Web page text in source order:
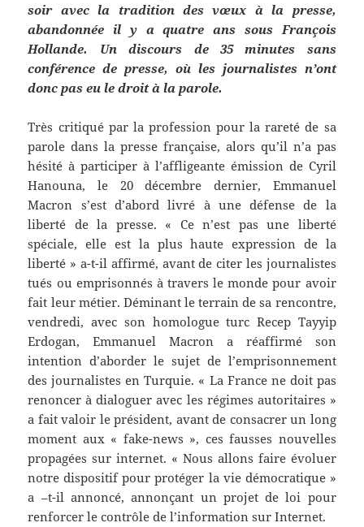
soir avec la tradition des vœux à la presse,
abandonnée il y a quatre ans sous François
Hollande. Un discours de 35 minutes sans
conférence de presse, où les journalistes n’ont
donc pas eu le droit à la parole.
Très critiqué par la profession pour la rareté de sa
parole dans la presse française, alors qu’il n’a pas
hésité à participer à l’affligeante émission de Cyril
Hanouna, le 20 décembre dernier, Emmanuel
Macron s’est d’abord livré à une défense de la
liberté de la presse. « Ce n’est pas une liberté
spéciale, elle est la plus haute expression de la
liberté » a-t-il affirmé, avant de citer les journalistes
tués ou emprisonnés à travers le monde pour avoir
fait leur métier. Déminant le terrain de sa rencontre,
vendredi, avec son homologue turc Recep Tayyip
Erdogan, Emmanuel Macron a réaffirmé son
intention d’aborder le sujet de l’emprisonnement
des journalistes en Turquie. « La France ne doit pas
renoncer à dialoguer avec les régimes autoritaires »
a fait valoir le président, avant de consacrer un long
moment aux « fake-news », ces fausses nouvelles
propagées sur internet. « Nous allons faire évoluer
notre dispositif pour protéger la vie démocratique »
a –t-il annoncé, annonçant un projet de loi pour
renforcer le contrôle de l’information sur Internet.